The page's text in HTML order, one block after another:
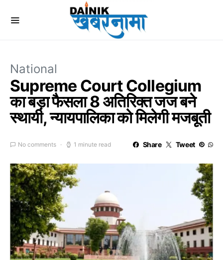
National
Supreme Court Collegium
का बड़ा फैसला 8 अतिरिक्त जज बने
स्थायी, न्यायपालिका को मिलेगी मजबूती
No comments 1 minute read Share Tweet